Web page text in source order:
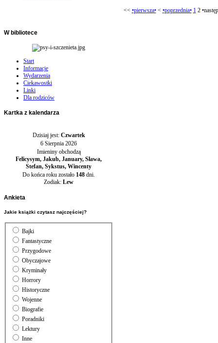
<< •pierwsza•< •poprzednia• 1 2
Wbibliotece
Start
Informacje
Wydarzenia
Ciekawostki
Linki
Dla rodziców
Kartka z kalendarza
Dzisiaj jest: Czwartek
6 Sierpnia 2026
Imieniny obchodzą
Felicysym, Jakub, January, Sława,
Stefan, Sykstus, Wincenty
Do końca roku zostało 148 dni.
Zodiak: Lew
Ankieta
Jakie książki czytasz najczęściej?
Bajki
Fantastyczne
Przygodowe
Obyczajowe
Kryminały
Horrory
Historyczne
Wojenne
Biografie
Poradniki
Lektury
Inne